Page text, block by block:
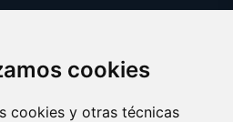
cookies
cookies y otras técnicas